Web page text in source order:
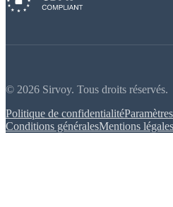
© 2026 Sirvoy. Tous droits réservés.
Politique de confidentialité
Conditions généralesMentions légales